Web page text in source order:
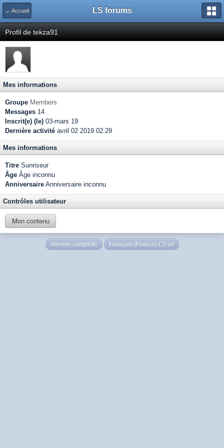
← Accueil LS forums
Profil de tekza91
Mes informations
Groupe Members
Messages 14
Inscrit(e) (le) 03-mars 19
Dernière activité avril 02 2019 02:29
Mes informations
Titre Sunriseur
Âge Âge inconnu
Anniversaire Anniversaire inconnu
Contrôles utilisateur
Mon contenu
Version complète Français (France) LS v4